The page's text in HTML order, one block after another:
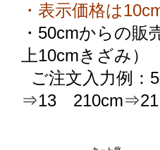
・表示価格は
・50cmからの販
上10cmきざみ）
ご注文入力例
⇒13 210cm⇒21